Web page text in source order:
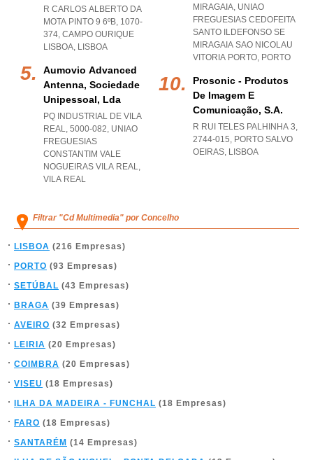
R CARLOS ALBERTO DA
MOTA PINTO 9 6ºB, 1070-
374, CAMPO OURIQUE
LISBOA, LISBOA
Aumovio Advanced
Antenna, Sociedade
Unipessoal, Lda
PQ INDUSTRIAL DE VILA
REAL, 5000-082, UNIAO
FREGUESIAS
CONSTANTIM VALE
NOGUEIRAS VILA REAL,
VILA REAL
MIRAGAIA, UNIAO
FREGUESIAS CEDOFEITA
SANTO ILDEFONSO SE
MIRAGAIA SAO NICOLAU
VITORIA PORTO, PORTO
Prosonic - Produtos
De Imagem E
Comunicação, S.a.
R RUI TELES PALHINHA 3,
2744-015, PORTO SALVO
OEIRAS, LISBOA
Filtrar "Cd Multimedia" por Concelho
LISBOA (216 Empresas)
PORTO (93 Empresas)
SETÚBAL (43 Empresas)
BRAGA (39 Empresas)
AVEIRO (32 Empresas)
LEIRIA (20 Empresas)
COIMBRA (20 Empresas)
VISEU (18 Empresas)
ILHA DA MADEIRA - FUNCHAL (18 Empresas)
FARO (18 Empresas)
SANTARÉM (14 Empresas)